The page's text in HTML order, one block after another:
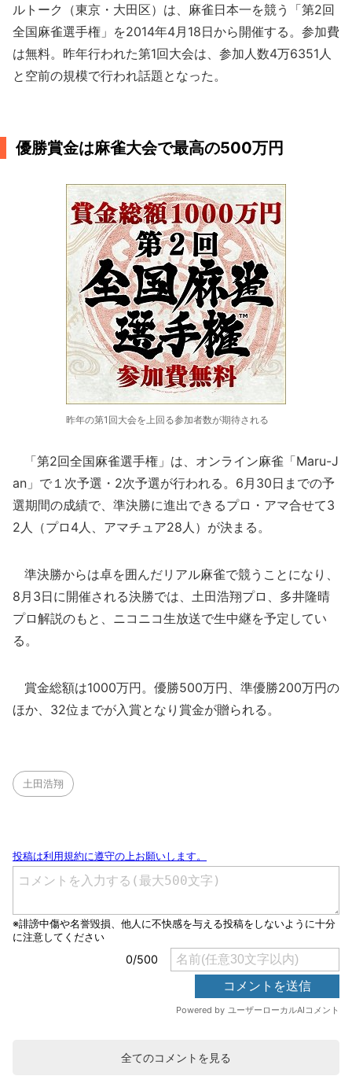
ルトーク（東京・大田区）は、麻雀日本一を競う「第2回
全国麻雀選手権」を2014年4月18日から開催する。参加費
は無料。昨年行われた第1回大会は、参加人数4万6351人
と空前の規模で行われ話題となった。
優勝賞金は麻雀大会で最高の500万円
昨年の第1回大会を上回る参加者数が期待される
「第2回全国麻雀選手権」は、オンライン麻雀「Maru-J
an」で１次予選・2次予選が行われる。6月30日までの予
選期間の成績で、準決勝に進出できるプロ・アマ合せて3
2人（プロ4人、アマチュア28人）が決まる。
準決勝からは卓を囲んだリアル麻雀で競うことになり、
8月3日に開催される決勝では、土田浩翔プロ、多井隆晴
プロ解説のもと、ニコニコ生放送で生中継を予定してい
る。
賞金総額は1000万円。優勝500万円、準優勝200万円の
ほか、32位までが入賞となり賞金が贈られる。
土田浩翔
全てのコメントを見る